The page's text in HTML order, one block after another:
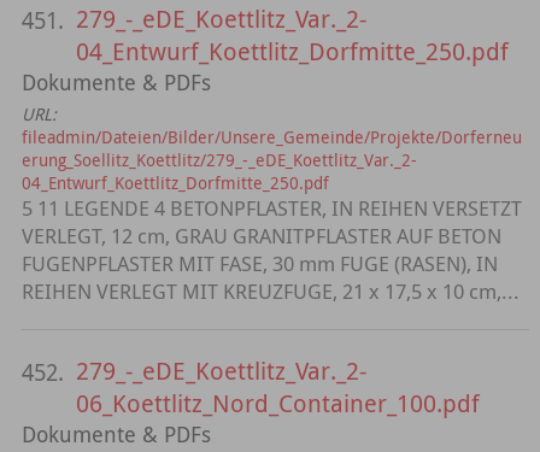
451. 279_-_eDE_Koettlitz_Var._2-
04_Entwurf_Koettlitz_Dorfmitte_250.pdf
Dokumente & PDFs
URL:
fileadmin/Dateien/Bilder/Unsere_Gemeinde/Projekte/Dorferneu
erung_Soellitz_Koettlitz/279_-_eDE_Koettlitz_Var._2-
04_Entwurf_Koettlitz_Dorfmitte_250.pdf
5 11 LEGENDE 4 BETONPFLASTER, IN REIHEN VERSETZT
VERLEGT, 12 cm, GRAU GRANITPFLASTER AUF BETON
FUGENPFLASTER MIT FASE, 30 mm FUGE (RASEN), IN
REIHEN VERLEGT MIT KREUZFUGE, 21 x 17,5 x 10 cm,...
452. 279_-_eDE_Koettlitz_Var._2-
06_Koettlitz_Nord_Container_100.pdf
Dokumente & PDFs